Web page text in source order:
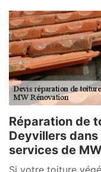
Réparation de
Deyvillers
services de
Si votre toiture